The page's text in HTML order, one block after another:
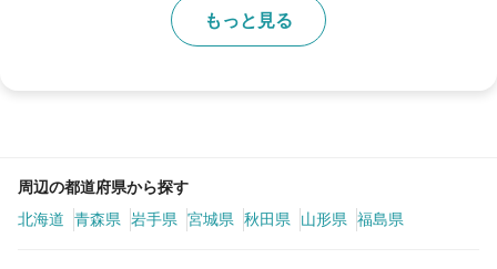
もっと見る
周辺の都道府県から探す
北海道
青森県 岩手県 宮城県 秋田県 山形県 福島県